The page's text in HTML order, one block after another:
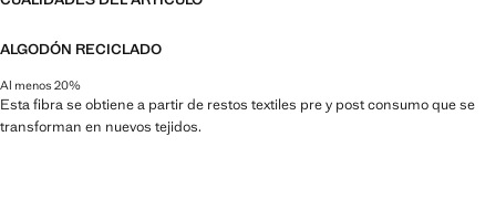
ALGODÓN RECICLADO
Al menos 20%
Esta fibra se obtiene a partir de restos textiles pre y post consumo que se
transforman en nuevos tejidos.